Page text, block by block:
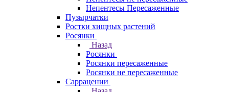
Непентесы Пересаженные
Пузырчатки
Ростки хищных растений
Росянки
Назад
Росянки
Росянки пересаженные
Росянки не пересаженные
Саррацении